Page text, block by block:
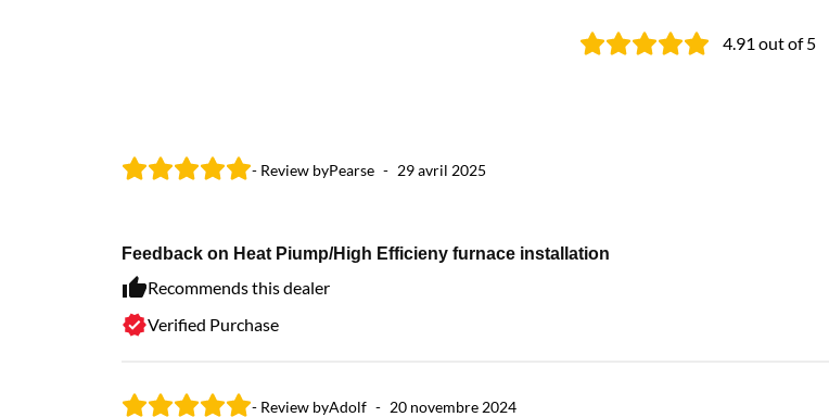
4.91 out of 5
- Review byPearse - 29 avril 2025
Feedback on Heat Piump/High Efficieny furnace installation
Recommends this dealer
Verified Purchase
- Review byAdolf - 20 novembre 2024